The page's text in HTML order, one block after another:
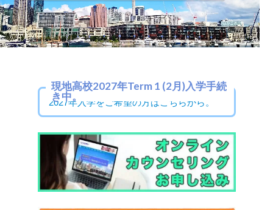
現地高校2027年Term 1 (2月)入学手続
き中。
2027年入学をご希望の方はこちらから。